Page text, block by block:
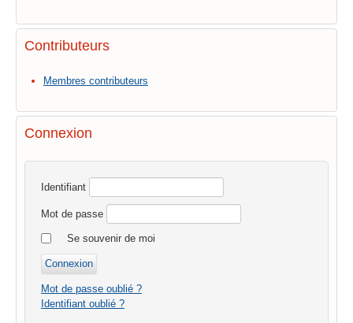
Contributeurs
Membres contributeurs
Connexion
Identifiant
Mot de passe
Se souvenir de moi
Mot de passe oublié ?
Identifiant oublié ?